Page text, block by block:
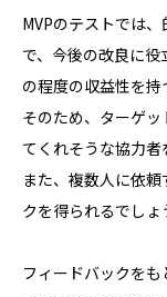
MVPのテストでは
で、今後の改良に
の程度の収益性を持
そのため、ターゲ
てくれそうな協力者
また、複数人に依
クを得られるでしょ
フィードバックを